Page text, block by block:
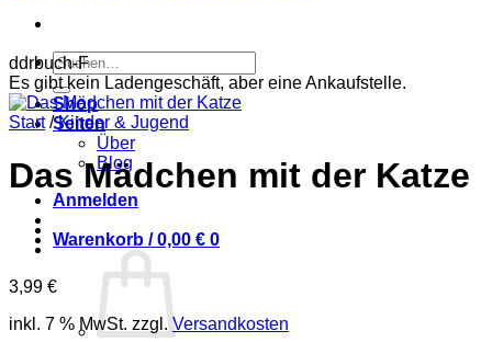
Suchen
nach:
Shop
Seiten
Über
Blog
Anmelden
Warenkorb /0,00 € 0
ddrbuch-F
Es gibt kein Ladengeschäft, aber eine Ankaufstelle.
Start / Kinder & Jugend
Das Mädchen mit der Katze
3,99 €
inkl. 7 % MwSt. zzgl. Versandkosten